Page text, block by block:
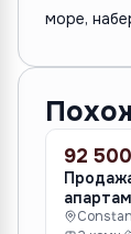
море,
ПРОДАЖА
92